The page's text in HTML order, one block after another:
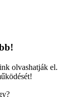
olvashatják el.